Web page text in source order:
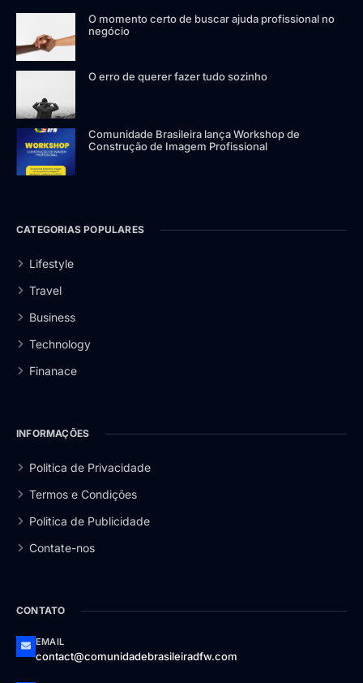
O momento certo de buscar ajuda profissional no
negócio
O erro de querer fazer tudo sozinho
Comunidade Brasileira lança Workshop de
Construção de Imagem Profissional
CATEGORIAS POPULARES
Lifestyle
Travel
Business
Technology
Finanace
INFORMAÇÕES
Politica de Privacidade
Termos e Condições
Politica de Publicidade
Contate-nos
CONTATO
EMAIL
contact@comunidadebrasileiradfw.com